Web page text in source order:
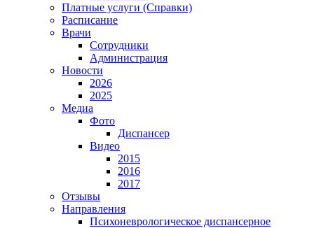
Платные услуги (Справки)
Расписание
Врачи
Сотрудники
Администрация
Новости
2026
2025
Медиа
Фото
Диспансер
Видео
2015
2016
2017
Отзывы
Направления
Психоневрологическое диспансерное